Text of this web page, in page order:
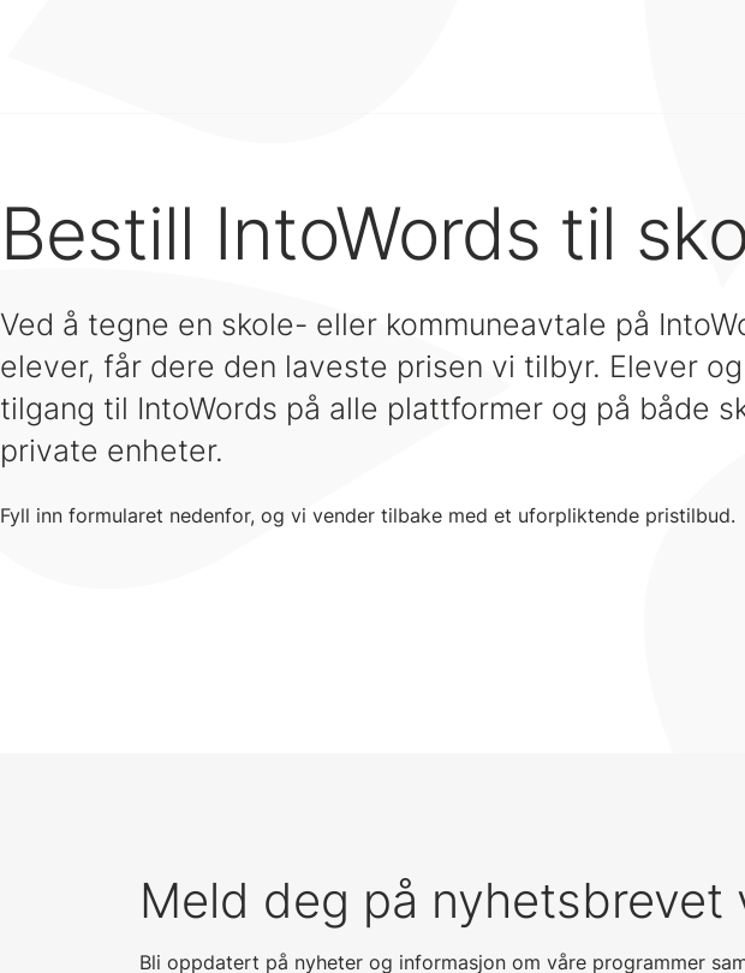
Bestill IntoWords til
Ved å tegne en skole- eller kommuneavtale på
elever, får dere den laveste prisen vi tilbyr. Elever
tilgang til IntoWords på alle plattformer og på både
private enheter.
Fyll inn formularet nedenfor, og vi vender tilbake med et uforpliktende pristilbud.
Meld deg på nyhetsbrevet
Bli oppdatert på nyheter og informasjon om våre programmer